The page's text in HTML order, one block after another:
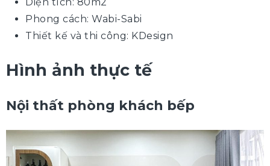
Phong cách: Wabi-Sabi
Thiết kế và thi công: KDesign
Hình ảnh thực tế
Nội thất phòng khách bếp